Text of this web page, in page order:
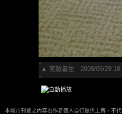
▲ 笑臉書生 2009/06/29
本城市刊登之內容為作者個人自行提供上傳，不代